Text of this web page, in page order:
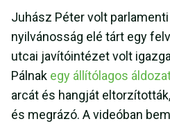
Juhász Péter volt
nyilvánosság elé tárt egy
utcai javítóintézet volt
Pálnak egy állítólagos
arcát és hangját
és megrázó. A videóban